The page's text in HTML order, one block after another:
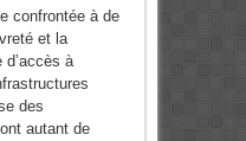
confrontée à de
et la
à
des
autant de